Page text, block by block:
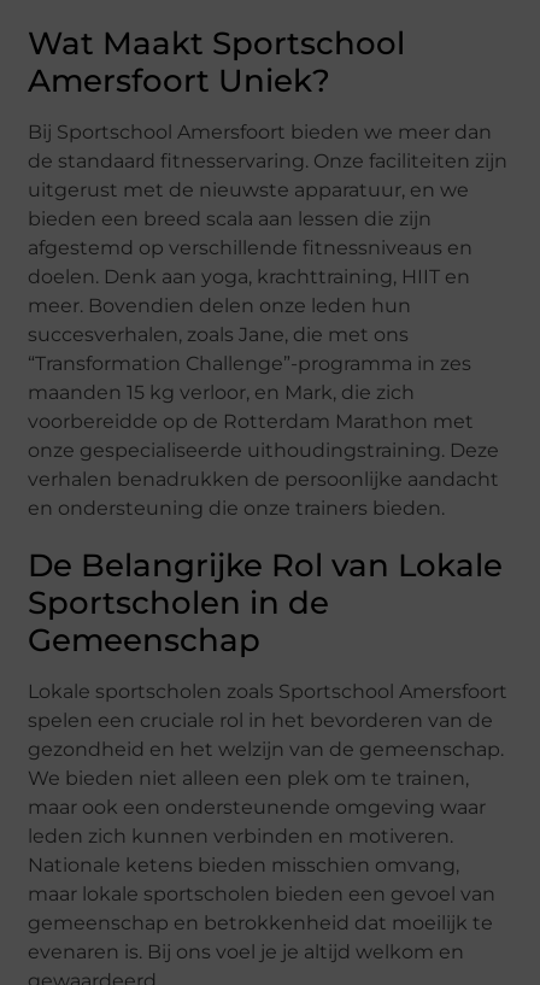
Wat Maakt Sportschool
Amersfoort Uniek?
Bij Sportschool Amersfoort bieden we meer dan
de standaard fitnesservaring. Onze faciliteiten zijn
uitgerust met de nieuwste apparatuur, en we
bieden een breed scala aan lessen die zijn
afgestemd op verschillende fitnessniveaus en
doelen. Denk aan yoga, krachttraining, HIIT en
meer. Bovendien delen onze leden hun
succesverhalen, zoals Jane, die met ons
“Transformation Challenge”-programma in zes
maanden 15 kg verloor, en Mark, die zich
voorbereidde op de Rotterdam Marathon met
onze gespecialiseerde uithoudingstraining. Deze
verhalen benadrukken de persoonlijke aandacht
en ondersteuning die onze trainers bieden.
De Belangrijke Rol van Lokale
Sportscholen in de
Gemeenschap
Lokale sportscholen zoals Sportschool Amersfoort
spelen een cruciale rol in het bevorderen van de
gezondheid en het welzijn van de gemeenschap.
We bieden niet alleen een plek om te trainen,
maar ook een ondersteunende omgeving waar
leden zich kunnen verbinden en motiveren.
Nationale ketens bieden misschien omvang,
maar lokale sportscholen bieden een gevoel van
gemeenschap en betrokkenheid dat moeilijk te
evenaren is. Bij ons voel je je altijd welkom en